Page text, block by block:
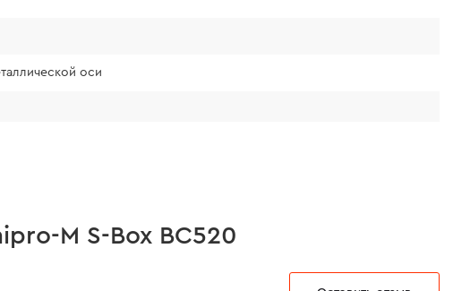
оси
M S-Box BC520